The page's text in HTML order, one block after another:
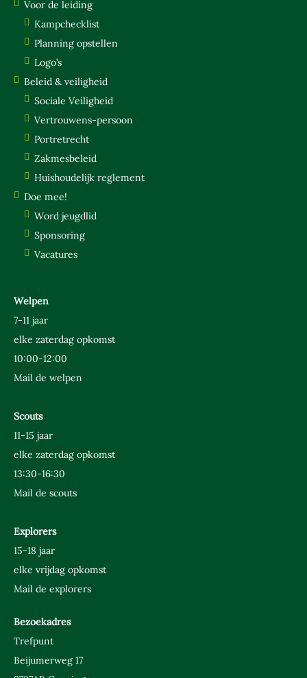
Voor de leiding
Kampchecklist
Planning opstellen
Logo’s
Beleid & veiligheid
Sociale Veiligheid
Vertrouwens-persoon
Portretrecht
Zakmesbeleid
Huishoudelijk reglement
Doe mee!
Word jeugdlid
Sponsoring
Vacatures
Welpen
7-11 jaar
elke zaterdag opkomst
10:00-12:00
Mail de welpen
Scouts
11-15 jaar
elke zaterdag opkomst
13:30-16:30
Mail de scouts
Explorers
15-18 jaar
elke vrijdag opkomst
Mail de explorers
Bezoekadres
Trefpunt
Beijumerweg 17
BELEID & VEILIGHEID
SOCIALE VEILIGHEID
HUISHOUDELIJK REGLEMENT
WORD JEUGDLID